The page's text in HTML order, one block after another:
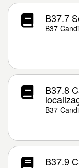
B37.7
B37
B37.8
B37
B37.9